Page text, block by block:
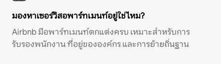
มองหาเซอร์วิสอพาร์ทเมนท์อยู่ใช่ไหม?
Airbnb มีอพาร์ทเมนท์ตกแต่งครบ เหมาะสำหรับการ
รับรองพนักงาน ที่อยู่ขององค์กร และการย้ายถิ่นฐาน